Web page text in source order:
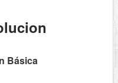
Básica